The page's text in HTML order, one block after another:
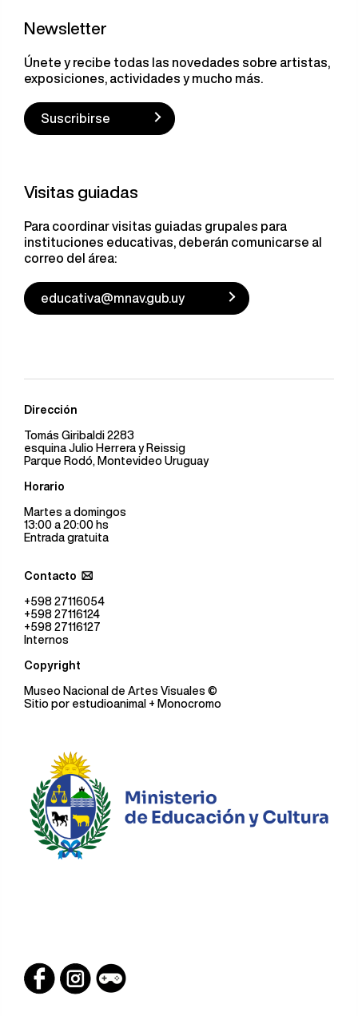
Newsletter
Únete y recibe todas las novedades sobre artistas,
exposiciones, actividades y mucho más.
Suscribirse
Visitas guiadas
Para coordinar visitas guiadas grupales para
instituciones educativas, deberán comunicarse al
correo del área:
educativa@mnav.gub.uy
Dirección
Tomás Giribaldi 2283
esquina Julio Herrera y Reissig
Parque Rodó, Montevideo Uruguay
Horario
Martes a domingos
13:00 a 20:00 hs
Entrada gratuita
Contacto
+598 27116054
+598 27116124
+598 27116127
Internos
Copyright
Museo Nacional de Artes Visuales ©
Sitio por estudioanimal + Monocromo